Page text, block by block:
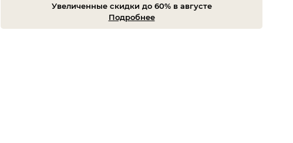
Увеличенные скидки до 60% в августе
Подробнее